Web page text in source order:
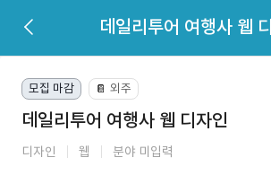
데일리투어 여행사 웹
모집 마감 📔 외주
데일리투어 여행사 웹 디자인
디자인 웹 분야 미입력